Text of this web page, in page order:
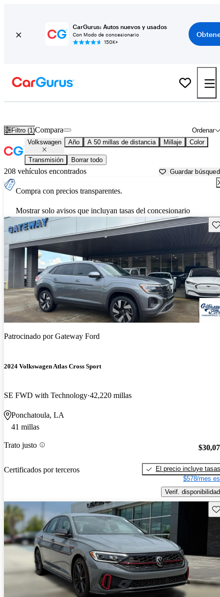
CarGurus: Autos nuevos y usados
Con Modo de concesionario
150K+
Filtro (1) Ordenar
Compara
Volkswagen Año A 50 millas de distancia Millaje Color
Transmisión Borrar todo
208 vehículos encontrados Guardar
Compra con precios transparentes.
Mostrar solo avisos que incluyan tasas del concesionario
Patrocinado porGateway Ford
2024 Volkswagen Atlas Cross Sport
SE FWD with Technology 42,220 millas
Ponchatoula, LA
41 millas
Trato justo
Certificados por terceros
El precio incluye tasas
$578/mes
Verif. disponibilidad